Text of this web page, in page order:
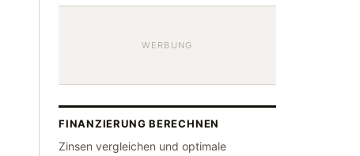
WERBUNG
FINANZIERUNG BERECHNEN
Zinsen vergleichen und optimale